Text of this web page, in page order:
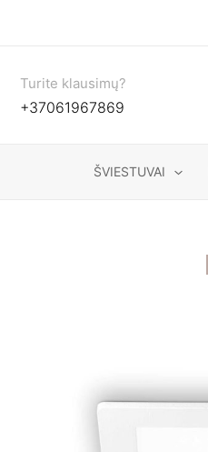
Turite klausimų?
+37061967869
ŠVIESTUVAI